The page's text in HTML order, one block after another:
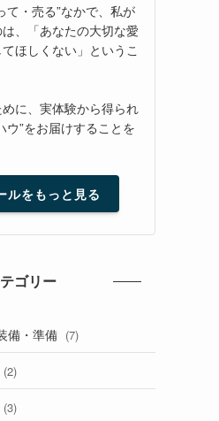
て・売る”なかで、私が
、「あなたの大切な愛
ほしくない」というこ
に、実体験から得られ
ウ”をお届けすることを
ルをもっと見る
ゴリー
備・準備 (7)
(2)
(3)